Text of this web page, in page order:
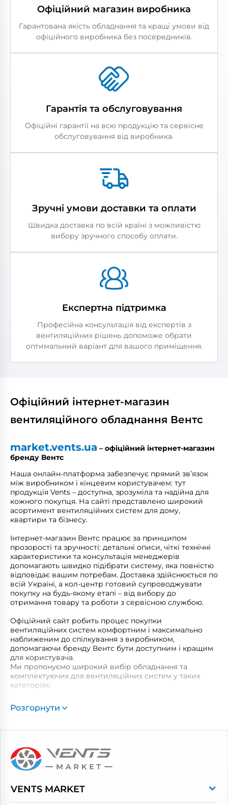
Офіційний магазин виробника
Гарантована якість обладнання та кращі умови від
офіційного виробника без посередників.
Гарантія та обслуговування
Офіційні гарантії на всю продукцію та сервісне
обслуговування від виробника.
Зручні умови доставки та оплати
Швидка доставка по всій країні з можливістю
вибору зручного способу оплати.
Експертна підтримка
Професійна консультація від експертів з
вентиляційних рішень допоможе обрати
оптимальний варіант для вашого приміщення.
Офіційний інтернет-магазин
вентиляційного обладнання Вентс
market.vents.ua – офіційний інтернет-магазин
бренду Вентс
Наша онлайн-платформа забезпечує прямий зв’язок
між виробником і кінцевим користувачем: тут
продукція Vents – доступна, зрозуміла та надійна для
кожного покупця. На сайті представлено широкий
асортимент вентиляційних систем для дому,
квартири та бізнесу.
Інтернет-магазин Вентс працює за принципом
прозорості та зручності: детальні описи, чіткі технічні
характеристики та консультація менеджерів
допомагають швидко підібрати систему, яка повністю
відповідає вашим потребам. Доставка здійснюється по
всій Україні, а кол-центр готовий супроводжувати
покупку на будь-якому етапі – від вибору до
отримання товару та роботи з сервісною службою.
Офіційний сайт робить процес покупки
вентиляційних систем комфортним і максимально
наближеним до спілкування з виробником,
допомагаючи бренду Вентс бути доступним і кращим
для користувача.
Ми пропонуємо широкий вибір обладнання та
комплектуючих для вентиляційних систем у таких
категоріях:
Вентиляційні установки
Промислова вентиляція
Повітропроводи та монтажні елементи
Розгорнути
VENTS MARKET